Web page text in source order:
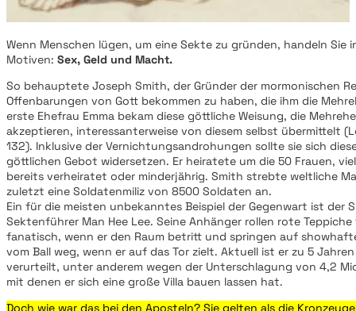
Wenn Menschen lügen, um eine Sekte zu gründen, handeln Sie
Motiven: Sex, Geld und Macht.
So behauptete Joseph Smith, der Gründer der mormonischen
Offenbarungen von Gott bekommen zu haben, die ihm die
erste Ehefrau Emma bekam diese göttliche Weisung, die
akzeptieren, interessanterweise von diesem selbst übermittelt
132). Inklusive der Vernichtungsandrohungen sollte sie sich
göttlichen Gebot widersetzen. Er heiratete um die 50 Frauen,
bereits verheiratet oder minderjährig. Smith strebte weltliche
zuletzt eine Soldatenmiliz von 8500 Soldaten an.
Ein für die meisten unbekanntes Beispiel der Gegenwart ist der
Sektenführer Man Hee Lee. Seine Anhänger rollen rote
fanatisch, wenn er den Raum betritt und springen auf
vom Ball weg, wenn er auf das Tor zielt. Aktuell ist er zu 5
verurteilt, unter anderem wegen der Unterschlagung von 4,2
mit denen er sich eine große Villa bauen lassen hat.
Doch wie war das bei den Aposteln? Sie gelten als die